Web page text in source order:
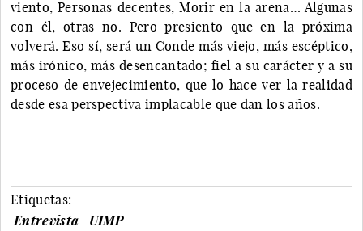
viento, Personas decentes, Morir en la arena… Algunas
con él, otras no. Pero presiento que en la próxima
volverá. Eso sí, será un Conde más viejo, más escéptico,
más irónico, más desencantado; fiel a su carácter y a su
proceso de envejecimiento, que lo hace ver la realidad
desde esa perspectiva implacable que dan los años.
Etiquetas:
Entrevista
UIMP